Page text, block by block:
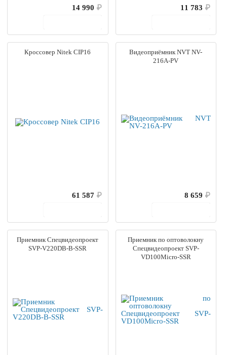
14 990 ₽
11 783 ₽
Кроссовер Nitek CIP16
61 587 ₽
Видеоприёмник NVT NV-
216A-PV
8 659 ₽
Приемник Спецвидеопроект
SVP-V220DB-B-SSR
Приемник по оптоволокну
Спецвидеопроект SVP-
VD100Micro-SSR